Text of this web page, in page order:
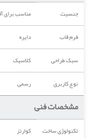
جنسیت
مناسب برای
فرم قاب
دایره
سبک طراحی
کلاسیک
نوع کاربری
رسمی
مشخصات فنی
تکنولوژی ساخت
کوارتز